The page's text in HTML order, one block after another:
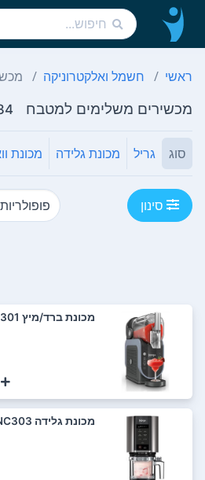
ראשי חשמל ואלקטרוניקה
מכשירים משלימים למטבח 434
סוג גריל מכונת גלידה מכונת
סינון
‏מכונת ברד/מיץ Ninja SLUSHi FS301 נינג'ה
‏מכונת גלידה Ninja Creami NC303 נינג'ה